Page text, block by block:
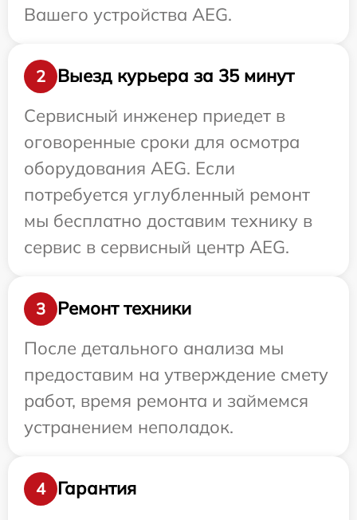
Вашего устройства AEG.
2
Выезд курьера за 35 минут
Сервисный инженер приедет в
оговоренные сроки для осмотра
оборудования AEG. Если
потребуется углубленный ремонт
мы бесплатно доставим технику в
сервис в сервисный центр AEG.
3
Ремонт техники
После детального анализа мы
предоставим на утверждение смету
работ, время ремонта и займемся
устранением неполадок.
4
Гарантия